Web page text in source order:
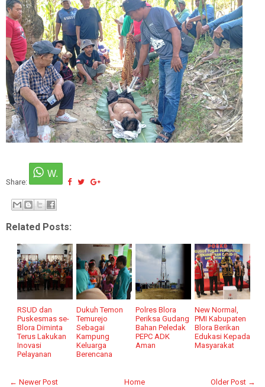
Share:
Related Posts:
RSUD dan
Puskesmas se-
Blora Diminta
Terus Lakukan
Inovasi
Pelayanan
Dukuh Temon
Temurejo
Sebagai
Kampung
Keluarga
Berencana
Polres Blora
Periksa Gudang
Bahan Peledak
PEPC ADK
Aman
New Normal,
PMI Kabupaten
Blora Berikan
Edukasi Kepada
Masyarakat
← Newer Post Older Post →
Home